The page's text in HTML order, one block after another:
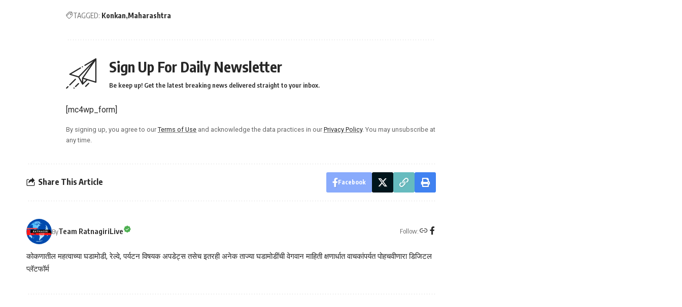
TAGGED: Konkan Maharashtra
Sign Up For Daily Newsletter
Be keep up! Get the latest breaking news delivered straight to your inbox.
[mc4wp_form]
By signing up, you agree to our Terms of Use and acknowledge the data practices in our Privacy Policy. You may unsubscribe at
any time.
Share This Article Facebook
ByTeam RatnagiriLive Follow:
कोकणातील महत्वाच्या घडामोडी, रेल्वे, पर्यटन विषयक अपडेट्स तसेच इतरही अनेक ताज्या घडामोडींची वेगवान माहिती क्षणार्धात वाचकांपर्यत पोहचवीणारा डिजिटल
प्लॅटफॉर्म